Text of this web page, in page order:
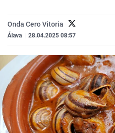
Onda Cero Vitoria
Álava 28.04.2025 08:57